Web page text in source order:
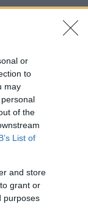
or
to
may
of the
List of
and store
grant or
purposes